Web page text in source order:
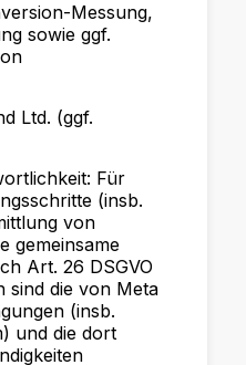
Messung,
sowie ggf.
Ltd. (ggf.
Für
(insb.
von
gemeinsame
Art. 26 DSGVO
sind die von Meta
(insb.
und die dort